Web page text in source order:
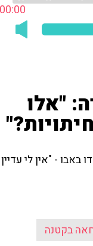
00:00
"אלו
- "אין לי עדיין
בקטנה